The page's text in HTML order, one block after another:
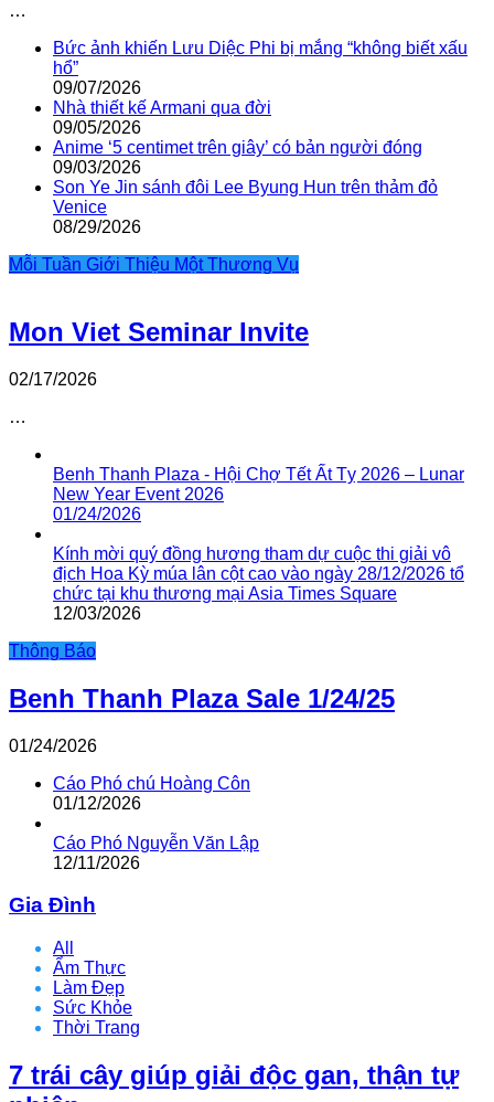
…
Bức ảnh khiến Lưu Diệc Phi bị mắng “không biết xấu
hổ”
09/07/2026
Nhà thiết kế Armani qua đời
09/05/2026
Anime ‘5 centimet trên giây’ có bản người đóng
09/03/2026
Son Ye Jin sánh đôi Lee Byung Hun trên thảm đỏ
Venice
08/29/2026
Mỗi Tuần Giới Thiệu Một Thương Vụ
Mon Viet Seminar Invite
02/17/2026
…
Benh Thanh Plaza - Hội Chợ Tết Ất Tỵ 2026 – Lunar
New Year Event 2026
01/24/2026
Kính mời quý đồng hương tham dự cuộc thi giải vô
địch Hoa Kỳ múa lân cột cao vào ngày 28/12/2026 tổ
chức tại khu thương mại Asia Times Square
12/03/2026
Thông Báo
Benh Thanh Plaza Sale 1/24/25
01/24/2026
Cáo Phó chú Hoàng Côn
01/12/2026
Cáo Phó Nguyễn Văn Lập
12/11/2026
Gia Đình
All
Ẩm Thực
Làm Đẹp
Sức Khỏe
Thời Trang
7 trái cây giúp giải độc gan, thận tự